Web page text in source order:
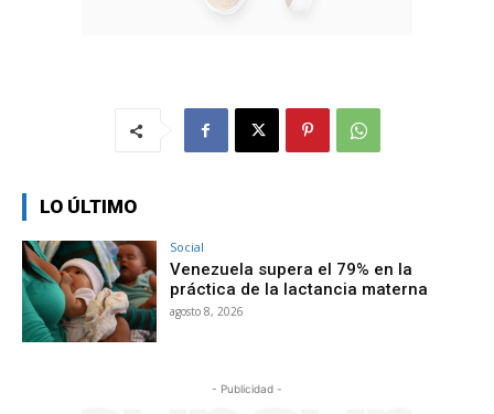
LO ÚLTIMO
Social
Venezuela supera el 79% en la
práctica de la lactancia materna
agosto 8, 2026
- Publicidad -